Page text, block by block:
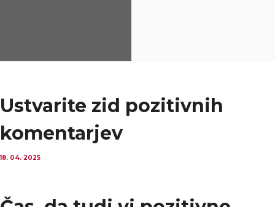
Ustvarite zid pozitivnih
komentarjev
18. 04. 2025